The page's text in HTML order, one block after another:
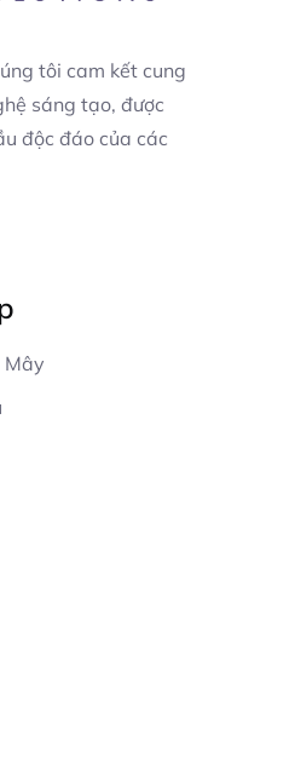
tôi cam kết cung
sáng tạo, được
độc đáo của các
Mây